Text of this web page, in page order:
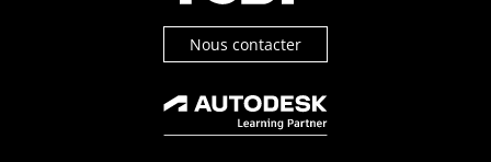
Nous contacter